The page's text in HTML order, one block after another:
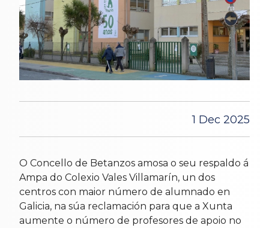
1 Dec 2025
O Concello de Betanzos amosa o seu respaldo á
Ampa do Colexio Vales Villamarín, un dos
centros con maior número de alumnado en
Galicia, na súa reclamación para que a Xunta
aumente o número de profesores de apoio no